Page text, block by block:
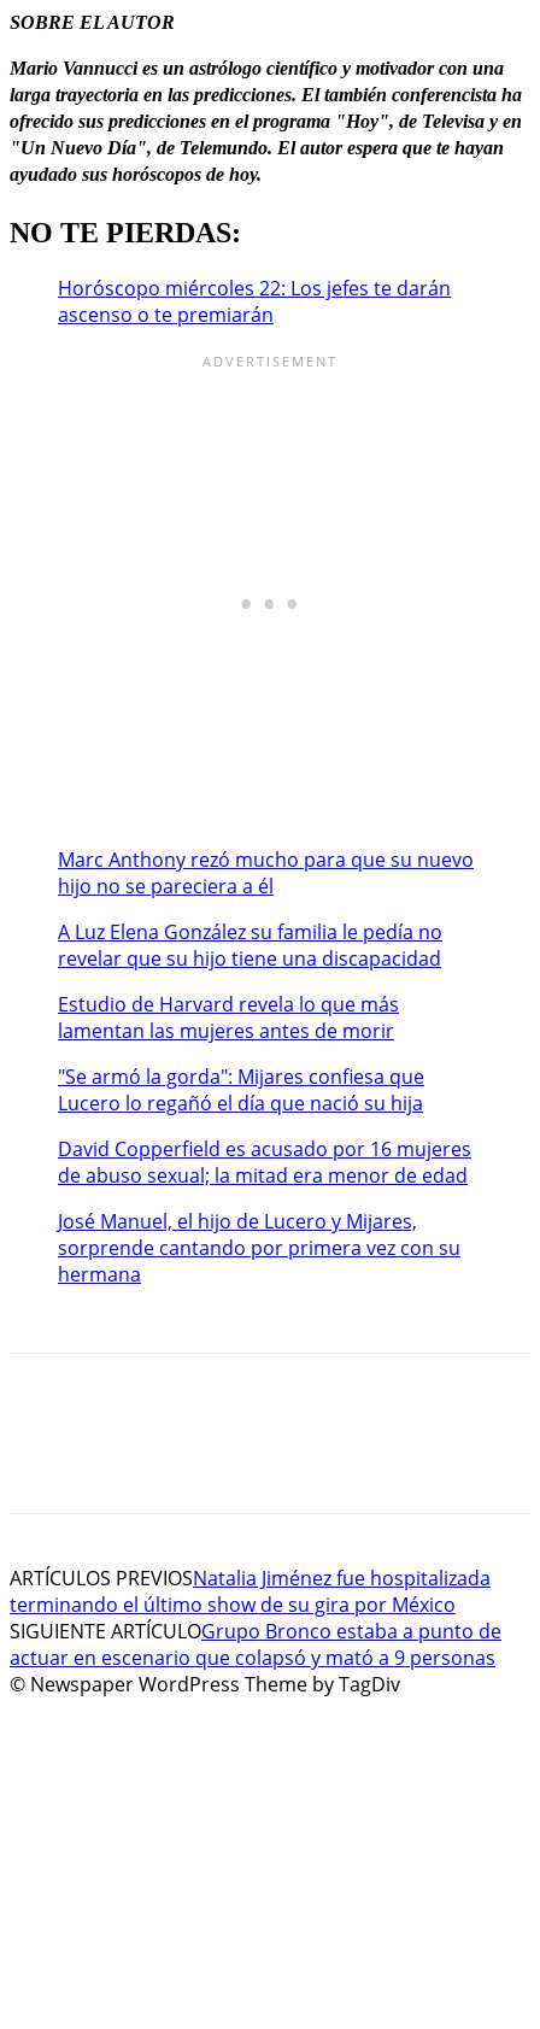
SOBRE EL AUTOR
Mario Vannucci es un astrólogo científico y motivador con una
larga trayectoria en las predicciones. El también conferencista ha
ofrecido sus predicciones en el programa "Hoy", de Televisa y en
"Un Nuevo Día", de Telemundo. El autor espera que te hayan
ayudado sus horóscopos de hoy.
NO TE PIERDAS:
Horóscopo miércoles 22: Los jefes te darán
ascenso o te premiarán
Marc Anthony rezó mucho para que su nuevo
hijo no se pareciera a él
A Luz Elena González su familia le pedía no
revelar que su hijo tiene una discapacidad
Estudio de Harvard revela lo que más
lamentan las mujeres antes de morir
"Se armó la gorda": Mijares confiesa que
Lucero lo regañó el día que nació su hija
David Copperfield es acusado por 16 mujeres
de abuso sexual; la mitad era menor de edad
José Manuel, el hijo de Lucero y Mijares,
sorprende cantando por primera vez con su
hermana
ARTÍCULOS PREVIOSNatalia Jiménez fue hospitalizada
terminando el último show de su gira por México
SIGUIENTE ARTÍCULOGrupo Bronco estaba a punto de
actuar en escenario que colapsó y mató a 9 personas
© Newspaper WordPress Theme by TagDiv